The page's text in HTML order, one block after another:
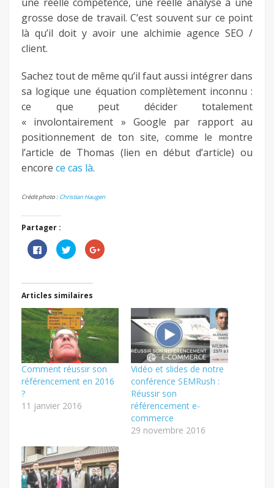
grosse dose de travail. C’est souvent sur ce point
là qu’il doit y avoir une alchimie agence SEO /
client.
Sachez tout de même qu’il faut aussi intégrer dans
sa logique une équation complètement inconnu :
ce que peut décider totalement
« involontairement » Google par rapport au
positionnement de ton site, comme le montre
l’article de Thomas (lien en début d’article) ou
encore ce cas là.
Crédit photo : Christian Haugen
Partager :
Cliquez
pour
partager
dans
nouvelle
fenêtre)
Cliquez
pour
partager
dans
une
nouvelle
fenêtre)
Cliquez
pour
nouvelle
fenêtre)
Articles similaires
Comment réussir son
référencement en 2016
?
11 janvier 2016
Vidéo et slides de notre
conférence SEMRush :
Réussir son
référencement e-
commerce
29 novembre 2016